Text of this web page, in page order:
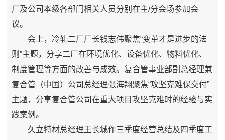
厂及公司本级各部门相关人员分别在主/分会场参加会
议。
会上，冷轧二厂厂长钱志伟聚焦“变革才是进步的法
则”主题，分享二厂在环境优化、设备优化、物料优化、
制度管理等方面的改善与成效。复合管事业部副总经理兼
复合管（中国）公司总经理张海翔聚焦“攻坚克难保交付”
主题，分享复合管公司在重大项目攻坚克难时的经验与实
践案例。
久立特材总经理王长城作三季度经营总结及四季度工